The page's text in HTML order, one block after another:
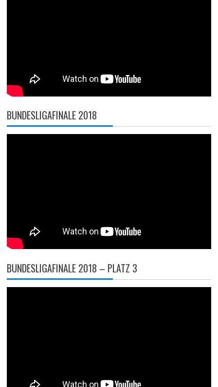
BUNDESLIGAFINALE 2018
BUNDESLIGAFINALE 2018 – PLATZ 3